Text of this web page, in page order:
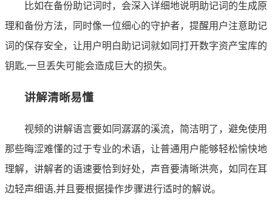
比如在备份助记词时，会深入详细地说明助记词的生成原
理和备份方法，同时像一位细心的守护者，提醒用户注意助记
词的保存安全，让用户明白助记词就如同打开数字资产宝库的
钥匙,一旦丢失可能会造成巨大的损失。
讲解清晰易懂
视频的讲解语言要如同潺潺的溪流，简洁明了，避免使用
那些晦涩难懂的过于专业的术语，让普通用户能够轻松愉快地
理解，讲解者的语速要恰到好处，声音要清晰洪亮，如同在耳
边轻声细语,并且要根据操作步骤进行适时的解说。